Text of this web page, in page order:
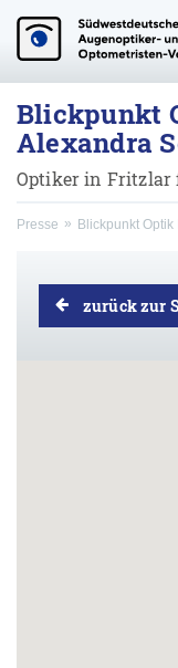
Blickpunkt
Alexandra
Optiker in Fritzlar
Presse Blickpunkt
zurück zur